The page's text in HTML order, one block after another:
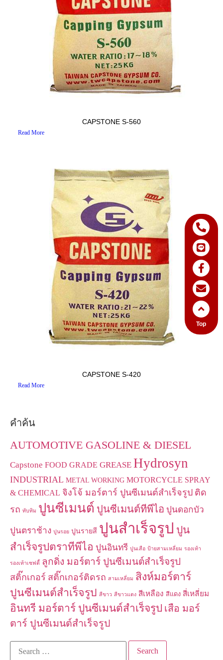
CAPSTONE S-560
Read More
CAPSTONE S-420
Read More
คำค้น
AUTOMOTIVE GASOLINE & DIESEL
Capstone FOOD GRADE GREASE Hydrosyn
INDUSTRIAL METAL WORKING MOTORCYCLE SPRAY
& CHEMICAL จิงโจ้ มอร์ตาร์ ปูนซีเมนต์สำเร็จรูป ติด
รถ ทับทิม ปูนซีเมนต์ ปูนซีเมนต์ทีพีไอ ปูนดอกบัว
ปูนตราช้าง ปูนรอย ปูนรายสี ปูนสำเร็จรูป ปูน
สำเร็จรูปตราทีพีไอ ปูนอินทรี ปูนเสือ ป้ายสามเหลี่ยม รองเท้า
รองเท้าเซฟตี้ ลูกดิ่ง มอร์ตาร์ ปูนซีเมนต์สำเร็จรูป
สติ๊กเกอร์ สติ๊กเกอร์ติดรถ สามเหลี่ยม สิงห์มอร์ตาร์
ปูนซีเมนต์สำเร็จรูป สีขาว สีขาวแดง สีเหลือง สีแดง สี่เหลี่ยม
อินทรี มอร์ตาร์ ปูนซีเมนต์สำเร็จรูป เสือ มอร์
ตาร์ ปูนซีเมนต์สำเร็จรูป
Top